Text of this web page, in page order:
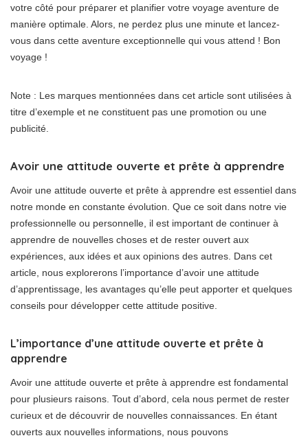
votre côté pour préparer et planifier votre voyage aventure de
manière optimale. Alors, ne perdez plus une minute et lancez-
vous dans cette aventure exceptionnelle qui vous attend ! Bon
voyage !
Note : Les marques mentionnées dans cet article sont utilisées à
titre d’exemple et ne constituent pas une promotion ou une
publicité.
Avoir une attitude ouverte et prête à apprendre
Avoir une attitude ouverte et prête à apprendre est essentiel dans
notre monde en constante évolution. Que ce soit dans notre vie
professionnelle ou personnelle, il est important de continuer à
apprendre de nouvelles choses et de rester ouvert aux
expériences, aux idées et aux opinions des autres. Dans cet
article, nous explorerons l’importance d’avoir une attitude
d’apprentissage, les avantages qu’elle peut apporter et quelques
conseils pour développer cette attitude positive.
L’importance d’une attitude ouverte et prête à
apprendre
Avoir une attitude ouverte et prête à apprendre est fondamental
pour plusieurs raisons. Tout d’abord, cela nous permet de rester
curieux et de découvrir de nouvelles connaissances. En étant
ouverts aux nouvelles informations, nous pouvons